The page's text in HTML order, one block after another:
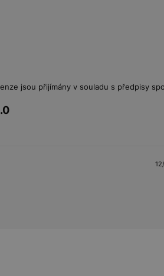
jsou přijímány v souladu s předpisy